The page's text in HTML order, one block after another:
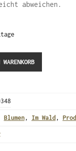
abweichen.
Blumen, Im Wald ,